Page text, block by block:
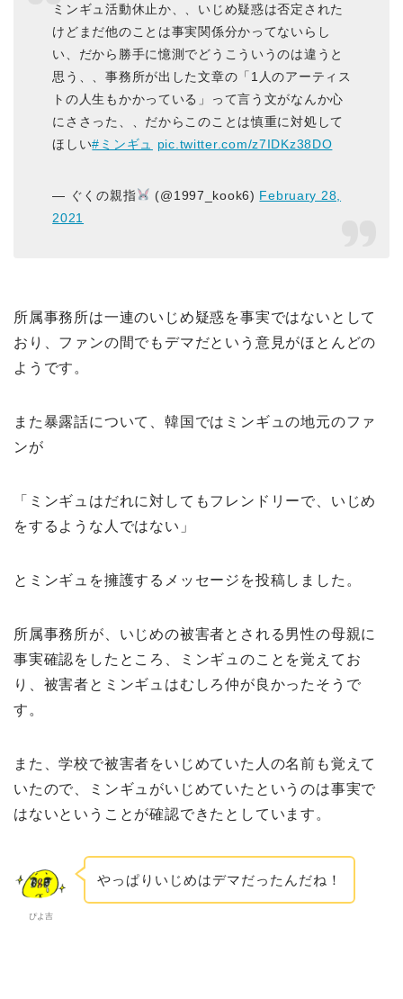
ミンギュ活動休止か、、いじめ疑惑は否定された
けどまだ他のことは事実関係分かってないらし
い、だから勝手に憶測でどうこういうのは違うと
思う、、事務所が出した文章の「1人のアーティス
トの人生もかかっている」って言う文がなんか心
にささった、、だからこのことは慎重に対処して
ほしい#ミンギュ pic.twitter.com/z7IDKz38DO
— ぐくの親指 (@1997_kook6) February 28,
2021
所属事務所は一連のいじめ疑惑を事実ではないとして
おり、ファンの間でもデマだという意見がほとんどの
ようです。
また暴露話について、韓国ではミンギュの地元のファ
ンが
「ミンギュはだれに対してもフレンドリーで、いじめ
をするような人ではない」
とミンギュを擁護するメッセージを投稿しました。
所属事務所が、いじめの被害者とされる男性の母親に
事実確認をしたところ、ミンギュのことを覚えてお
り、被害者とミンギュはむしろ仲が良かったそうで
す。
また、学校で被害者をいじめていた人の名前も覚えて
いたので、ミンギュがいじめていたというのは事実で
はないということが確認できたとしています。
ぴよ吉
やっぱりいじめはデマだったんだね！